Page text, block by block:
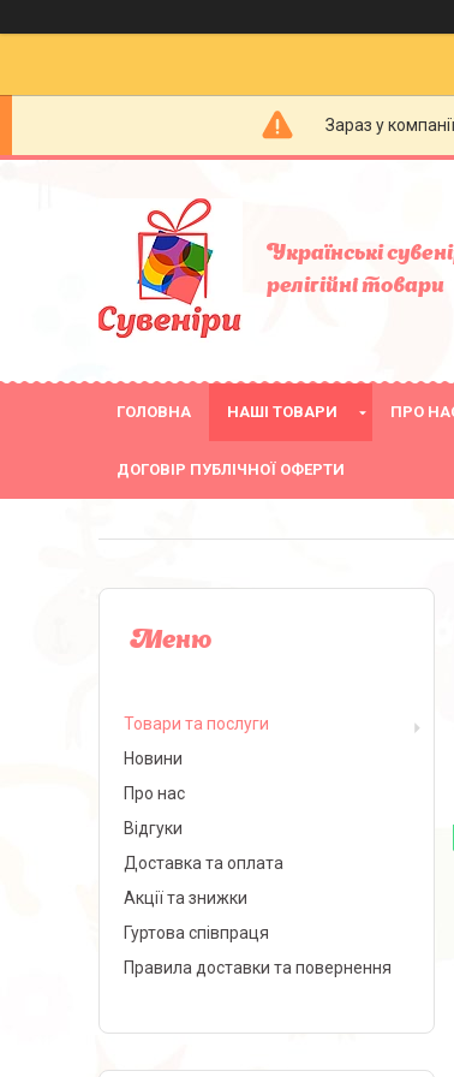
Зараз у
Українські
релігійнi товари
ГОЛОВНА НАШІ ТОВАРИ ПРО
ДОГОВІР ПУБЛІЧНОЇ ОФЕРТИ
Товари та послуги
Новини
Про нас
Відгуки
Доставка та оплата
Акції та знижки
Гуртова співпраця
Правила доставки та повернення